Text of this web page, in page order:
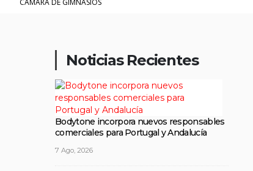
CÁMARA DE GIMNASIOS
Noticias Recientes
Bodytone incorpora nuevos responsables
comerciales para Portugal y Andalucía
7 Ago, 2026